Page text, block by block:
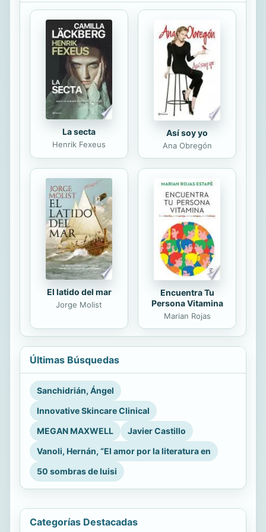
destacarse laboralmente en el
futuro, y esto sirve tanto para
j&óvenes que est&án comenzando
su camino como para profesionales
en activo, o para jubilados que
quieran o tengan que seguir
trabajando. Ya ha quedado lejano
para la mayor&ía la posibilidad...
La secta
Henrik Fexeus
Así soy yo
Ana Obregón
El latido del mar
Jorge Molist
Encuentra Tu
Persona Vitamina
Marian Rojas
Últimas Búsquedas
Sanchidrián, Ángel
Innovative Skincare Clinical
MEGAN MAXWELL
Javier Castillo
Vanoli, Hernán, “El amor por la literatura en
50 sombras de luisi
Categorías Destacadas